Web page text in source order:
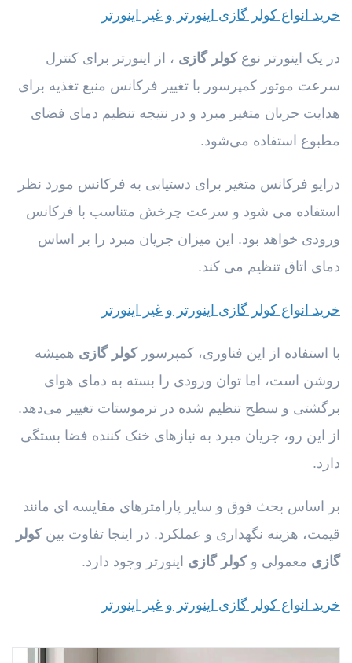
خرید انواع کولر گازی اینورتر و غیر اینورتر
در یک اینورتر نوعکولر گازی ، از اینورتر برای کنترل
سرعت موتور کمپرسور با تغییر فرکانس منبع تغذیه برای
هدایت جریان متغیر مبرد و در نتیجه تنظیم دمای فضای
مطبوع استفاده می‌شود.
درایو فرکانس متغیر برای دستیابی به فرکانس مورد نظر
استفاده می شود و سرعت چرخش متناسب با فرکانس
ورودی خواهد بود. این میزان جریان مبرد را بر اساس
دمای اتاق تنظیم می کند.
خرید انواع کولر گازی اینورتر و غیر اینورتر
با استفاده از این فناوری، کمپرسورکولر گازی همیشه
روشن است، اما توان ورودی را بسته به دمای هوای
برگشتی و سطح تنظیم شده در ترموستات تغییر می‌دهد.
از این رو، جریان مبرد به نیازهای خنک کننده فضا بستگی
دارد.
بر اساس بحث فوق و سایر پارامترهای مقایسه ای مانند
قیمت، هزینه نگهداری و عملکرد. در اینجا تفاوت بینکولر
گازی معمولی وکولر گازی اینورتر وجود دارد.
خرید انواع کولر گازی اینورتر و غیر اینورتر